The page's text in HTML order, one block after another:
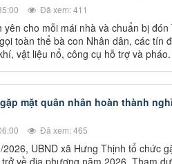
Đã xem: 411
cho mỗi mái nhà và chuẩn bị
toàn thể bà con Nhân dân, các tín
vật liệu nổ, công cụ hỗ trợ và pháo.
mặt quân nhân hoàn thành
Đã xem: 465
UBND xã Hưng Thịnh tổ chức